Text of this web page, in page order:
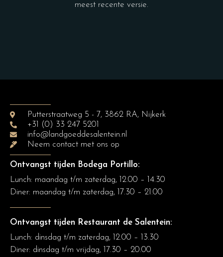
meest recente versie.
Putterstraatweg 5 - 7, 3862 RA, Nijkerk
+31 (0) 33 247 5201
info@landgoeddesalentein.nl
Neem contact met ons op
Ontvangst tijden Bodega Portillo:
Lunch: maandag t/m zaterdag, 12.00 – 14.30
Diner: maandag t/m zaterdag, 17.30 – 21.00
Ontvangst tijden Restaurant de Salentein:
Lunch: dinsdag t/m zaterdag, 12.00 – 13.30
Diner: dinsdag t/m vrijdag, 17.30 – 20.00